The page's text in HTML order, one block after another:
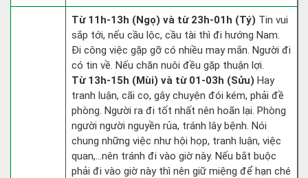
Từ 11h-13h (Ngọ) và từ 23h-01h (Tý) Tin vui
sắp tới, nếu cầu lộc, cầu tài thì đi hướng Nam.
Đi công việc gặp gỡ có nhiều may mắn. Người đi
có tin về. Nếu chăn nuôi đều gặp thuận lợi.
Từ 13h-15h (Mùi) và từ 01-03h (Sửu) Hay
tranh luận, cãi cọ, gây chuyện đói kém, phải đề
phòng. Người ra đi tốt nhất nên hoãn lại. Phòng
người người nguyền rủa, tránh lây bệnh. Nói
chung những việc như hội họp, tranh luận, việc
quan,…nên tránh đi vào giờ này. Nếu bắt buộc
phải đi vào giờ này thì nên giữ miệng để hạn ché